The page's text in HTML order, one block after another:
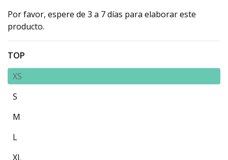
Por favor, espere de 3 a 7 días para elaborar este
producto.
TOP
XS
S
M
L
XL